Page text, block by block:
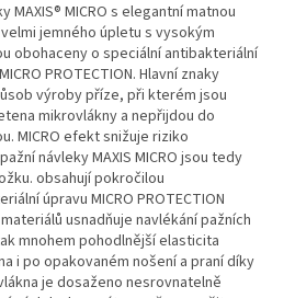
MAXIS® MICRO s elegantní matnou
jemného úpletu s vysokým
obohaceny o speciální antibakteriální
PROTECTION. Hlavní znaky
výroby příze, při kterém jsou
mikrovlákny a nepřijdou do
MICRO efekt snižuje riziko
návleky MAXIS MICRO jsou tedy
obsahují pokročilou
úpravu MICRO PROTECTION
usnadňuje navlékání pažních
mnohem pohodlnější elasticita
i po opakovaném nošení a praní díky
je dosaženo nesrovnatelně